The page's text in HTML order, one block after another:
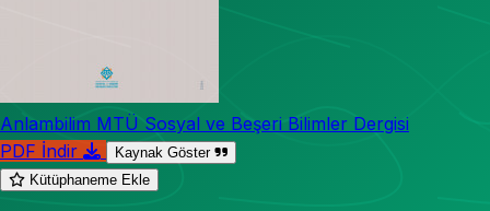
Anlambilim MTÜ Sosyal ve Beşeri Bilimler Dergisi
PDF İndir
Kaynak Göster
Kütüphaneme Ekle